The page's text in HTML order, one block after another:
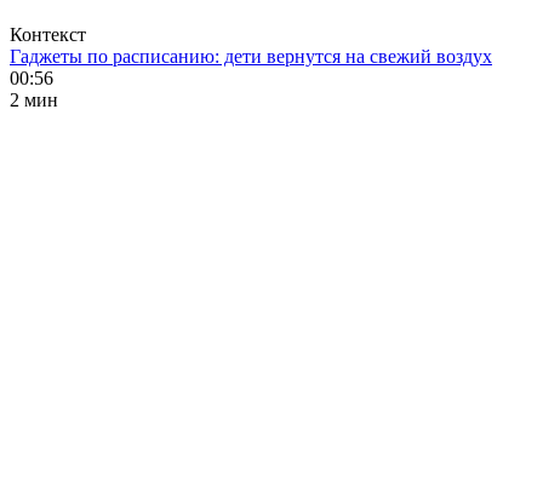
Контекст
Гаджеты по расписанию: дети вернутся на свежий воздух
00:56
2 мин